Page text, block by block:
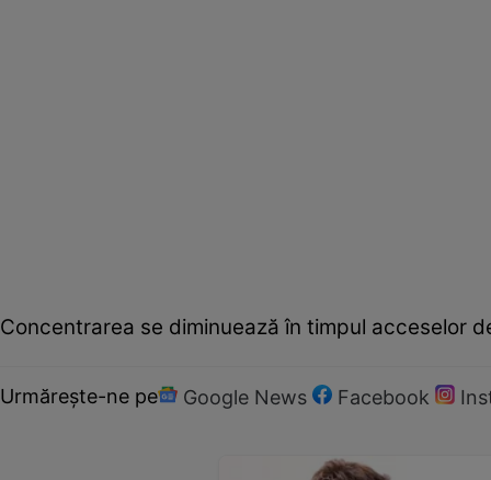
Concentrarea se diminuează în timpul acceselor
Urmărește-ne pe Google News Facebook